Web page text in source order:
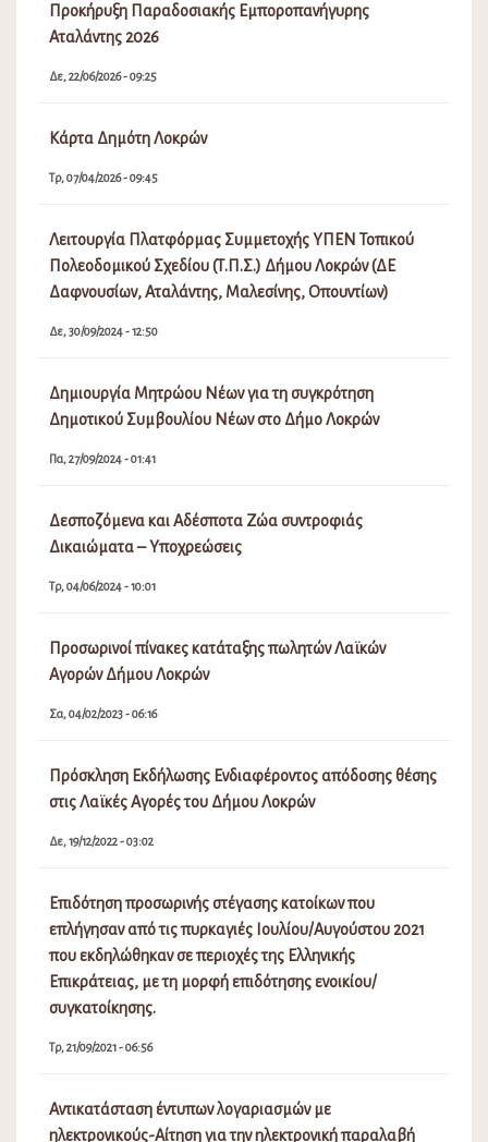
Προκήρυξη Παραδοσιακής Εμποροπανήγυρης
Αταλάντης 2026
Δε, 22/06/2026 - 09:25
Κάρτα Δημότη Λοκρών
Τρ, 07/04/2026 - 09:45
Λειτουργία Πλατφόρμας Συμμετοχής ΥΠΕΝ Τοπικού
Πολεοδομικού Σχεδίου (Τ.Π.Σ.) Δήμου Λοκρών (ΔΕ
Δαφνουσίων, Αταλάντης, Μαλεσίνης, Οπουντίων)
Δε, 30/09/2024 - 12:50
Δημιουργία Μητρώου Νέων για τη συγκρότηση
Δημοτικού Συμβουλίου Νέων στο Δήμο Λοκρών
Πα, 27/09/2024 - 01:41
Δεσποζόμενα και Αδέσποτα Ζώα συντροφιάς
Δικαιώματα – Υποχρεώσεις
Τρ, 04/06/2024 - 10:01
Προσωρινοί πίνακες κατάταξης πωλητών Λαϊκών
Αγορών Δήμου Λοκρών
Σα, 04/02/2023 - 06:16
Πρόσκληση Εκδήλωσης Ενδιαφέροντος απόδοσης θέσης
στις Λαϊκές Αγορές του Δήμου Λοκρών
Δε, 19/12/2022 - 03:02
Επιδότηση προσωρινής στέγασης κατοίκων που
επλήγησαν από τις πυρκαγιές Ιουλίου/Αυγούστου 2021
που εκδηλώθηκαν σε περιοχές της Ελληνικής
Επικράτειας, με τη μορφή επιδότησης ενοικίου/
συγκατοίκησης.
Τρ, 21/09/2021 - 06:56
Αντικατάσταση έντυπων λογαριασμών με
ηλεκτρονικούς-Αίτηση για την ηλεκτρονική παραλαβή